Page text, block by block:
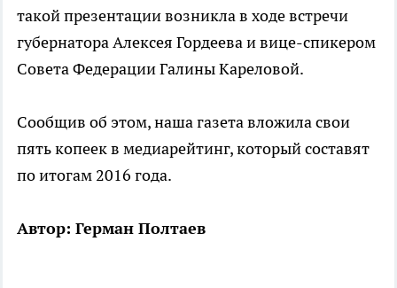
такой презентации возникла в ходе встречи
губернатора Алексея Гордеева и вице-спикером
Совета Федерации Галины Кареловой.
Сообщив об этом, наша газета вложила свои
пять копеек в медиарейтинг, который составят
по итогам 2016 года.
Автор: Герман Полтаев